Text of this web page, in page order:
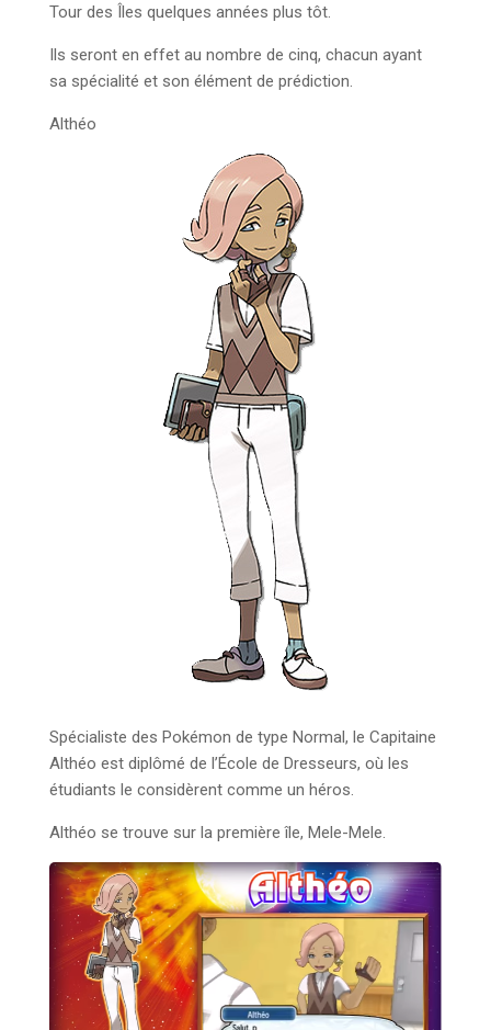
Tour des Îles quelques années plus tôt.
Ils seront en effet au nombre de cinq, chacun ayant
sa spécialité et son élément de prédiction.
Althéo
Spécialiste des Pokémon de type Normal, le Capitaine
Althéo est diplômé de l’École de Dresseurs, où les
étudiants le considèrent comme un héros.
Althéo se trouve sur la première île, Mele-Mele.